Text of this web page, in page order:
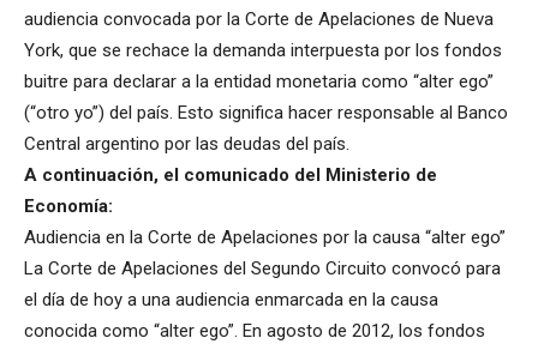
audiencia convocada por la Corte de Apelaciones de Nueva
York, que se rechace la demanda interpuesta por los fondos
buitre para declarar a la entidad monetaria como “alter ego”
(“otro yo”) del país. Esto significa hacer responsable al Banco
Central argentino por las deudas del país.
A continuación, el comunicado del Ministerio de
Economía:
Audiencia en la Corte de Apelaciones por la causa “alter ego”
La Corte de Apelaciones del Segundo Circuito convocó para
el día de hoy a una audiencia enmarcada en la causa
conocida como “alter ego”. En agosto de 2012, los fondos